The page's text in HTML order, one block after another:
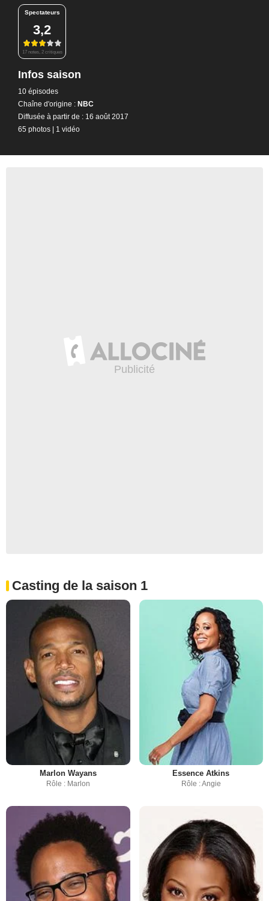
Spectateurs
3,2
17 notes, 2 critiques
Infos saison
10 épisodes
Chaîne d'origine : NBC
Diffusée à partir de : 16 août 2017
65 photos | 1 vidéo
Casting de la saison 1
Marlon Wayans
Rôle : Marlon
Essence Atkins
Rôle : Angie